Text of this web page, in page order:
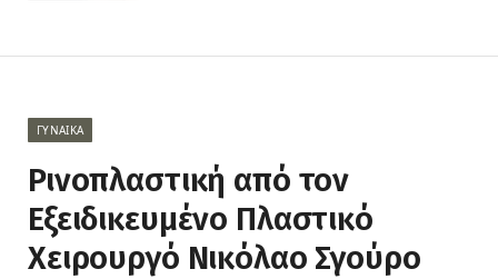
ΓΥΝΑΊΚΑ
Ρινοπλαστική από τον
Εξειδικευμένο Πλαστικό
Χειρουργό Νικόλαο Σγούρο